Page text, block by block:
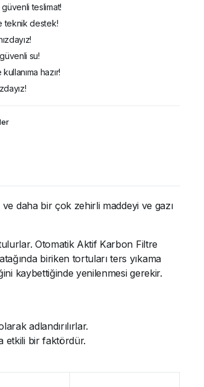
güvenli teslimat!
teknik destek!
su!
hazır!
daha bir çok zehirli maddeyi ve gazı
Otomatik Aktif Karbon Filtre
biriken tortuları ters yıkama
kaybettiğinde yenilenmesi gerekir.
adlandırılırlar.
etkili bir faktördür.